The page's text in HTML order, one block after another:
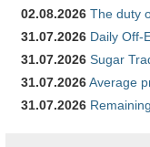
02.08.2026 The duty
31.07.2026 Daily Off-
31.07.2026 Sugar
31.07.2026Average
31.07.2026